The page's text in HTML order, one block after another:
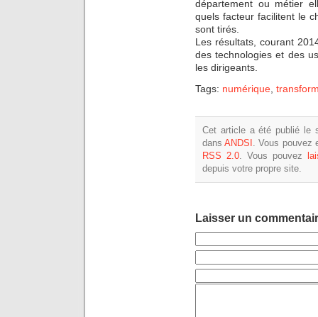
département ou métier
quels facteur facilitent le
sont tirés.
Les résultats, courant
des technologies et des
les dirigeants.
Tags: numérique,
Cet article a été publié le
dansANDSI . Vous pouvez
RSS 2.0. Vous pouvez
depuis votre propre site.
Laisser un